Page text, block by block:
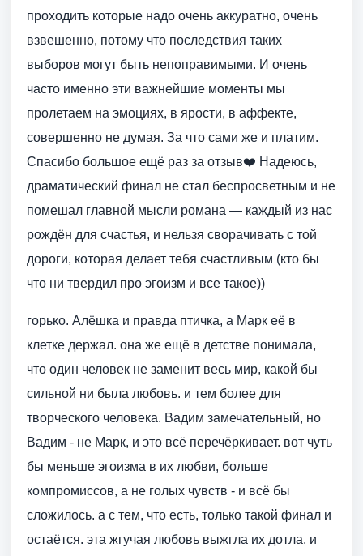
проходить которые надо очень аккуратно, очень
взвешенно, потому что последствия таких
выборов могут быть непоправимыми. И очень
часто именно эти важнейшие моменты мы
пролетаем на эмоциях, в ярости, в аффекте,
совершенно не думая. За что сами же и платим.
Спасибо большое ещё раз за отзыв❤️ Надеюсь,
драматический финал не стал беспросветным и не
помешал главной мысли романа — каждый из нас
рождён для счастья, и нельзя сворачивать с той
дороги, которая делает тебя счастливым (кто бы
что ни твердил про эгоизм и все такое))
горько. Алёшка и правда птичка, а Марк её в
клетке держал. она же ещё в детстве понимала,
что один человек не заменит весь мир, какой бы
сильной ни была любовь. и тем более для
творческого человека. Вадим замечательный, но
Вадим - не Марк, и это всё перечёркивает. вот чуть
бы меньше эгоизма в их любви, больше
компромиссов, а не голых чувств - и всё бы
сложилось. а с тем, что есть, только такой финал и
остаётся. эта жгучая любовь выжгла их дотла. и